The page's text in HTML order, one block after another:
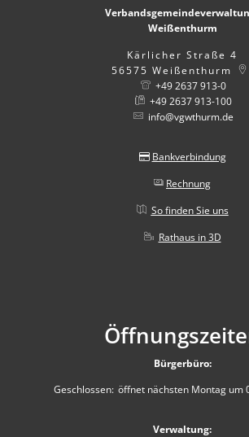
Weißenthurm
Kärlicher Straße 4
56575 Weißenthurm
+49 2637 913-0
+49 2637 913-100
info@vgwthurm.de
Bankverbindung
Rechnung
So finden Sie uns
Rathaus in 3D
Bürgerbüro:
Klicken, um weitere Öffnungs- oder
Geschlossen: öffnet nächsten Montag um
Verwaltung: